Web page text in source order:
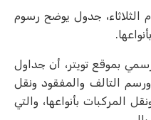
الثلاثاء، جدول يوضح رسوم
بموقع تويتر، أن جداول
التالف والمفقود ونقل
بأنواعها، والتي